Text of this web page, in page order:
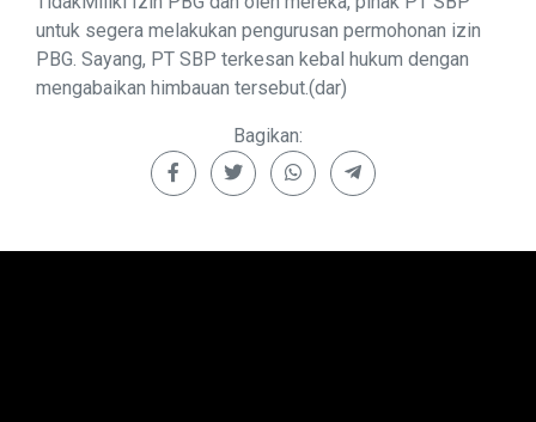
untuk segera melakukan pengurusan permohonan izin
PBG. Sayang, PT SBP terkesan kebal hukum dengan
mengabaikan himbauan tersebut.(dar)
Bagikan: